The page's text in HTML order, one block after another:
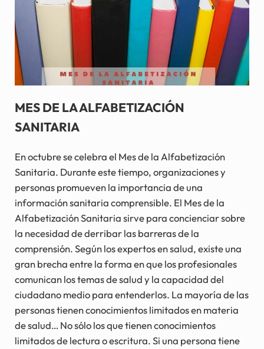
MES DE LA ALFABETIZACIÓN
SANITARIA
En octubre se celebra el Mes de la Alfabetización
Sanitaria. Durante este tiempo, organizaciones y
personas promueven la importancia de una
información sanitaria comprensible. El Mes de la
Alfabetización Sanitaria sirve para concienciar sobre
la necesidad de derribar las barreras de la
comprensión. Según los expertos en salud, existe una
gran brecha entre la forma en que los profesionales
comunican los temas de salud y la capacidad del
ciudadano medio para entenderlos. La mayoría de las
personas tienen conocimientos limitados en materia
de salud… No sólo los que tienen conocimientos
limitados de lectura o escritura. Si una persona tiene